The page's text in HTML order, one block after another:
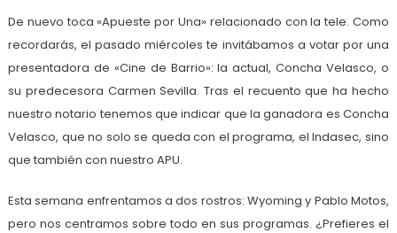
De nuevo toca «Apueste por Una» relacionado con la tele. Como
recordarás, el pasado miércoles te invitábamos a votar por una
presentadora de «Cine de Barrio»: la actual, Concha Velasco, o
su predecesora Carmen Sevilla. Tras el recuento que ha hecho
nuestro notario tenemos que indicar que la ganadora es Concha
Velasco, que no solo se queda con el programa, el Indasec, sino
que también con nuestro APU.
Esta semana enfrentamos a dos rostros: Wyoming y Pablo Motos,
pero nos centramos sobre todo en sus programas. ¿Prefieres el